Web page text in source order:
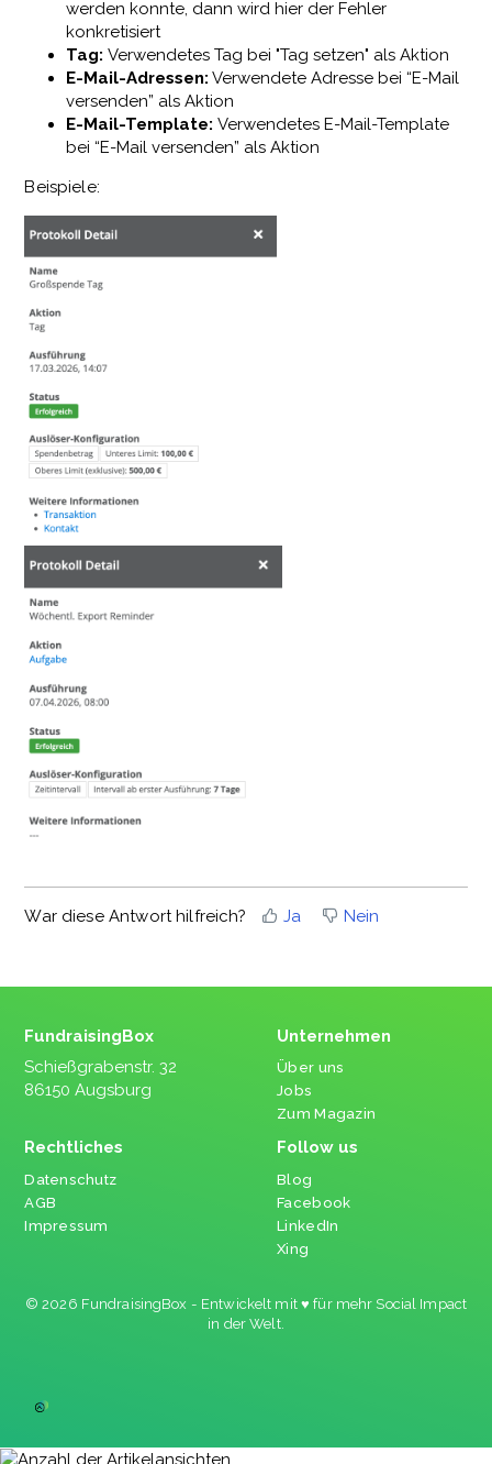
werden konnte, dann wird hier der Fehler
konkretisiert
Tag: Verwendetes Tag bei "Tag setzen" als Aktion
E-Mail-Adressen: Verwendete Adresse bei “E-Mail
versenden” als Aktion
E-Mail-Template: Verwendetes E-Mail-Template
bei “E-Mail versenden” als Aktion
Beispiele:
War diese Antwort hilfreich? Ja Nein
FundraisingBox
Schießgrabenstr. 32
86150 Augsburg
Unternehmen
Über uns
Jobs
Zum Magazin
Rechtliches
Datenschutz
AGB
Impressum
Follow us
Blog
Facebook
LinkedIn
Xing
© 2026 FundraisingBox - Entwickelt mit ♥ für mehr Social Impact
in der Welt.